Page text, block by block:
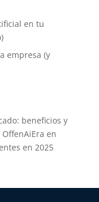
en tu
empresa (y
beneficios y
en
en 2025